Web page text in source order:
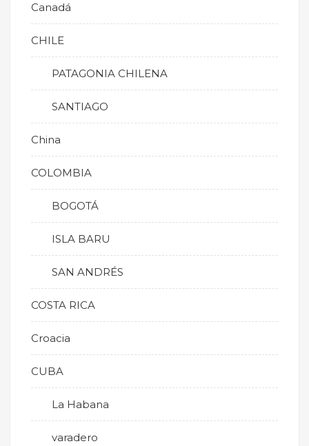
Canadá
CHILE
PATAGONIA CHILENA
SANTIAGO
China
COLOMBIA
BOGOTÁ
ISLA BARU
SAN ANDRÉS
COSTA RICA
Croacia
CUBA
La Habana
varadero